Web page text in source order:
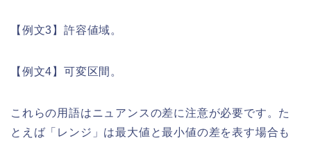
【例文3】許容値域。
【例文4】可変区間。
これらの用語はニュアンスの差に注意が必要です。た
とえば「レンジ」は最大値と最小値の差を表す場合も